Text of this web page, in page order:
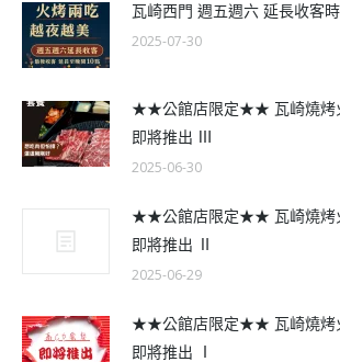
瓦崎西門 週五週六 延長收客
2025-07-30
★★公館店限定★★ 瓦崎燒烤
即將推出 Ⅲ
2025-06-30
★★公館店限定★★ 瓦崎燒烤
即將推出 Ⅱ
2025-06-29
★★公館店限定★★ 瓦崎燒烤
即將推出 Ⅰ